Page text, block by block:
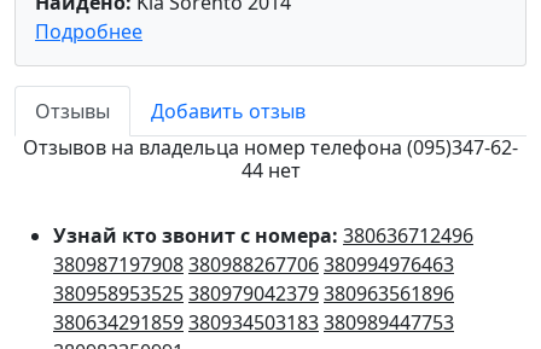
Подробнее
Отзывы
Добавить отзыв
Отзывов на владельца номер телефона (095)347-62-
44 нет
Узнай кто звонит с номера: 380636712496
380987197908380988267706380994976463
380958953525380979042379380963561896
380634291859380934503183380989447753